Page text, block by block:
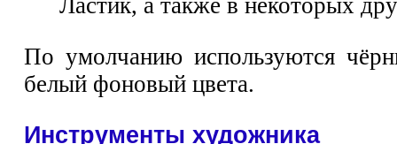
Ластик, а также в некоторых
По умолчанию используются
белый фоновый цвета.
Инструменты художника